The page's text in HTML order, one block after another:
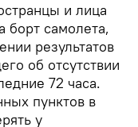
и лица
борт самолета,
результатов
об отсутствии
72 часа.
пунктов в
у